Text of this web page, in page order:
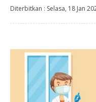
Diterbitkan : Selasa, 18 Jan